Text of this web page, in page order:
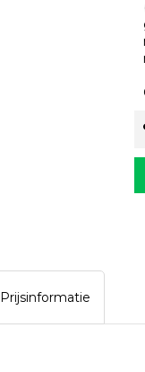
Prijsinformatie